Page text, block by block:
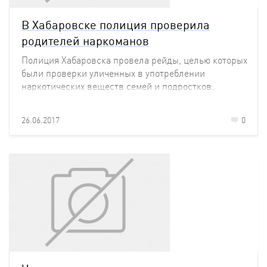
В Хабаровске полиция проверила
родителей наркоманов
Полиция Хабаровска провела рейды, целью которых
были проверки уличенных в употреблении
наркотических веществ семей и подростков.
26.06.2017 0